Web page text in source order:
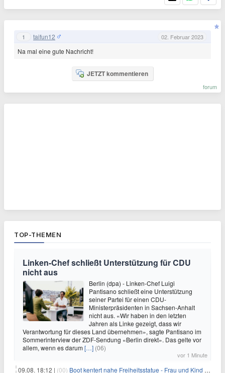
1 taifun12 02. Februar 2023
Na mal eine gute Nachricht!
JETZT kommentieren
forum
TOP-THEMEN
Linken-Chef schließt Unterstützung für CDU
nicht aus
Berlin (dpa) - Linken-Chef Luigi
Pantisano schließt eine Unterstützung
seiner Partei für einen CDU-
Ministerpräsidenten in Sachsen-Anhalt
nicht aus. «Wir haben in den letzten
Jahren als Linke gezeigt, dass wir
Verantwortung für dieses Land übernehmen», sagte Pantisano im
Sommerinterview der ZDF-Sendung «Berlin direkt». Das gelte vor
allem, wenn es darum[…] (06)
vor 1 Minute
09.08. 18:12 | (00) Boot kentert nahe Freiheitsstatue - Frau und Kind sterben